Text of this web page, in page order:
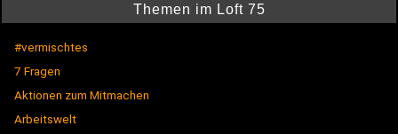
Themen im Loft 75
#vermischtes
7 Fragen
Aktionen zum Mitmachen
Arbeitswelt